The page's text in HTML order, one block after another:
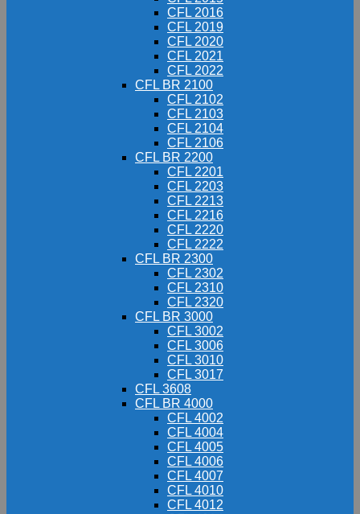
CFL 2016
CFL 2019
CFL 2020
CFL 2021
CFL 2022
CFL BR 2100
CFL 2102
CFL 2103
CFL 2104
CFL 2106
CFL BR 2200
CFL 2201
CFL 2203
CFL 2213
CFL 2216
CFL 2220
CFL 2222
CFL BR 2300
CFL 2302
CFL 2310
CFL 2320
CFL BR 3000
CFL 3002
CFL 3006
CFL 3010
CFL 3017
CFL 3608
CFL BR 4000
CFL 4002
CFL 4004
CFL 4005
CFL 4006
CFL 4007
CFL 4010
CFL 4012